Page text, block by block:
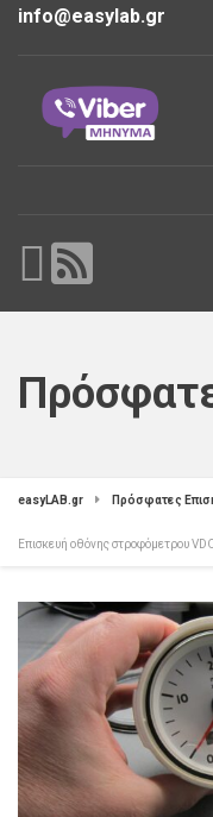
info@easylab.gr
easyLAB.gr Πρόσφατες
Επισκευή οθόνης στροφόμετρου